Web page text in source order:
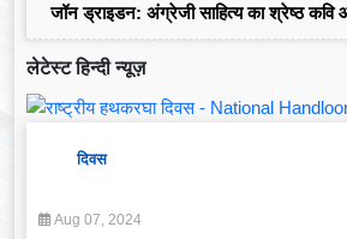
जॉन ड्राइडन: अंग्रेजी साहित्य का श्रेष्ठ
लेटेस्ट हिन्दी न्यूज़
दिवस
Aug 07, 2024